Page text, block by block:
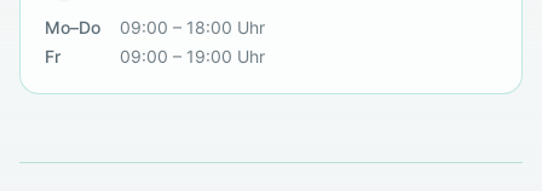
Mo–Do
09:00 – 18:00 Uhr
Fr
09:00 – 19:00 Uhr